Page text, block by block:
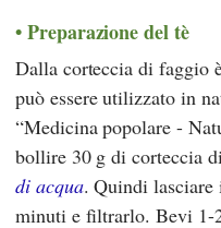
Preparazione del tè
Dalla corteccia di faggio
può essere utilizzato in
“Medicina popolare -
bollire 30 g di corteccia
di acqua. Quindi
minuti e filtrarlo. Bevi 1-